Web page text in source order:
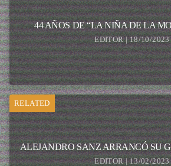
44 AÑOS DE “LA NIÑA DE LA
EDITOR | 18/10/2023
RELATED
ALEJANDRO SANZ ARRANCÓ SU
EDITOR | 13/02/2023